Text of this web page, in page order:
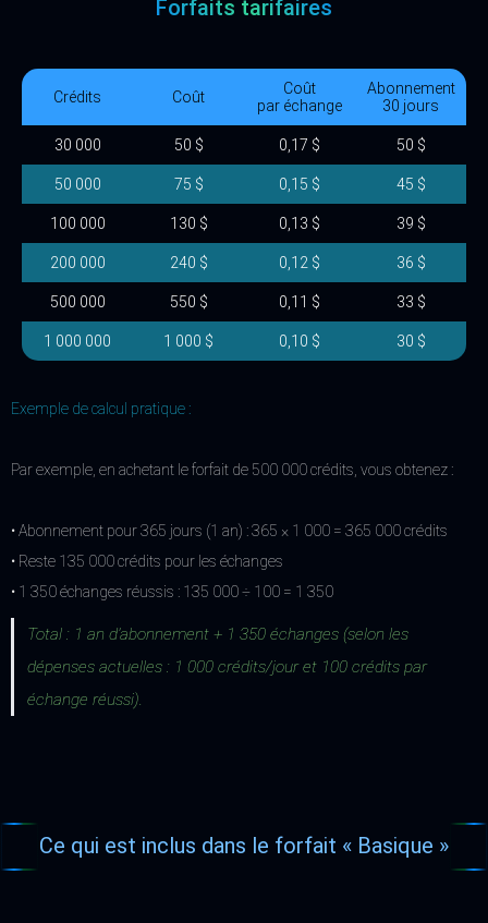
Forfaits tarifaires
Crédits Coût
Coût
par échange
Abonnement
30 jours
30 000 50 $ 0,17 $ 50 $
50 000 75 $ 0,15 $ 45 $
100 000 130 $ 0,13 $ 39 $
200 000 240 $ 0,12 $ 36 $
500 000 550 $ 0,11 $ 33 $
1 000 000 1 000 $ 0,10 $ 30 $
Exemple de calcul pratique :
Par exemple, en achetant le forfait de 500 000 crédits, vous obtenez :
• Abonnement pour 365 jours (1 an) : 365 × 1 000 = 365 000 crédits
• Reste 135 000 crédits pour les échanges
• 1 350 échanges réussis : 135 000 ÷ 100 = 1 350
Total : 1 an d'abonnement + 1 350 échanges (selon les
dépenses actuelles : 1 000 crédits/jour et 100 crédits par
échange réussi).
Ce qui est inclus dans le forfait « Basique »